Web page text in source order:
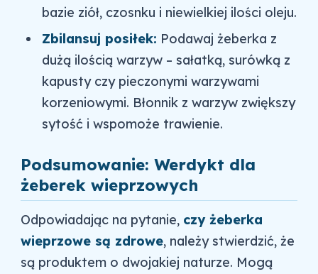
bazie ziół, czosnku i niewielkiej ilości oleju.
Zbilansuj posiłek: Podawaj żeberka z
dużą ilością warzyw – sałatką, surówką z
kapusty czy pieczonymi warzywami
korzeniowymi. Błonnik z warzyw zwiększy
sytość i wspomoże trawienie.
Podsumowanie: Werdykt dla
żeberek wieprzowych
Odpowiadając na pytanie, czy żeberka
wieprzowe są zdrowe, należy stwierdzić, że
są produktem o dwojakiej naturze. Mogą